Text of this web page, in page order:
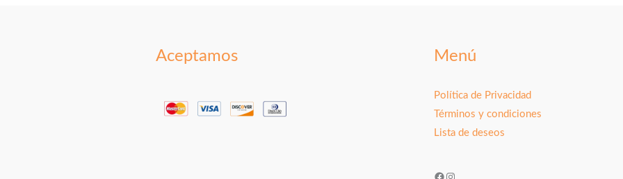
Aceptamos Menú
Política de Privacidad
Términos y condiciones
Lista de deseos
Facebook
Instagram